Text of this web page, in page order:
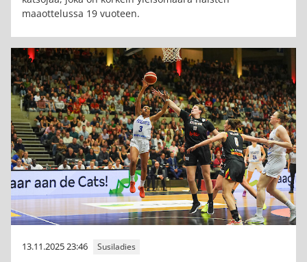
maaottelussa 19 vuoteen.
13.11.2025 23:46 Susiladies